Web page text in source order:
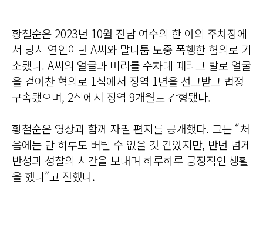
황철순은 2023년 10월 전남 여수의 한 야외 주차장에
서 당시 연인이던 A씨와 말다툼 도중 폭행한 혐의로 기
소됐다. A씨의 얼굴과 머리를 수차례 때리고 발로 얼굴
을 걷어찬 혐의로 1심에서 징역 1년을 선고받고 법정
구속됐으며, 2심에서 징역 9개월로 감형됐다.
황철순은 영상과 함께 자필 편지를 공개했다. 그는 “처
음에는 단 하루도 버틸 수 없을 것 같았지만, 반년 넘게
반성과 성찰의 시간을 보내며 하루하루 긍정적인 생활
을 했다”고 전했다.